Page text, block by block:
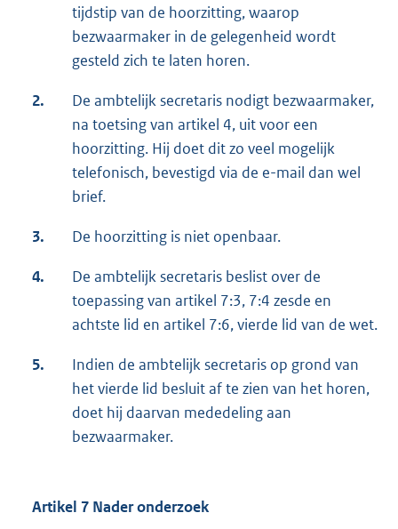
tijdstip van de hoorzitting, waarop
bezwaarmaker in de gelegenheid wordt
gesteld zich te laten horen.
2.
De ambtelijk secretaris nodigt bezwaarmaker,
na toetsing van artikel 4, uit voor een
hoorzitting. Hij doet dit zo veel mogelijk
telefonisch, bevestigd via de e-mail dan wel
brief.
3. De hoorzitting is niet openbaar.
4.
De ambtelijk secretaris beslist over de
toepassing van artikel 7:3, 7:4 zesde en
achtste lid en artikel 7:6, vierde lid van de wet.
5.
Indien de ambtelijk secretaris op grond van
het vierde lid besluit af te zien van het horen,
doet hij daarvan mededeling aan
bezwaarmaker.
Artikel 7 Nader onderzoek